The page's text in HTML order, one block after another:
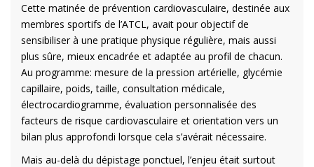
Cette matinée de prévention cardiovasculaire, destinée aux
membres sportifs de l’ATCL, avait pour objectif de
sensibiliser à une pratique physique régulière, mais aussi
plus sûre, mieux encadrée et adaptée au profil de chacun.
Au programme: mesure de la pression artérielle, glycémie
capillaire, poids, taille, consultation médicale,
électrocardiogramme, évaluation personnalisée des
facteurs de risque cardiovasculaire et orientation vers un
bilan plus approfondi lorsque cela s’avérait nécessaire.
Mais au-delà du dépistage ponctuel, l’enjeu était surtout